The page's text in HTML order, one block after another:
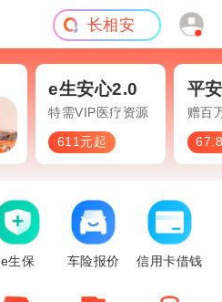
长相安
短期意外
旅游险
e生安心2.0
特需VIP医疗资源
611元起
平
赠百
e生保 车险报价 信用卡借钱